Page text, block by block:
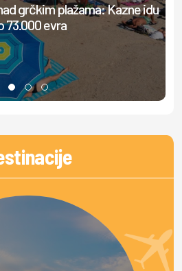
grčkim plažama: Kazne idu
73.000 evra